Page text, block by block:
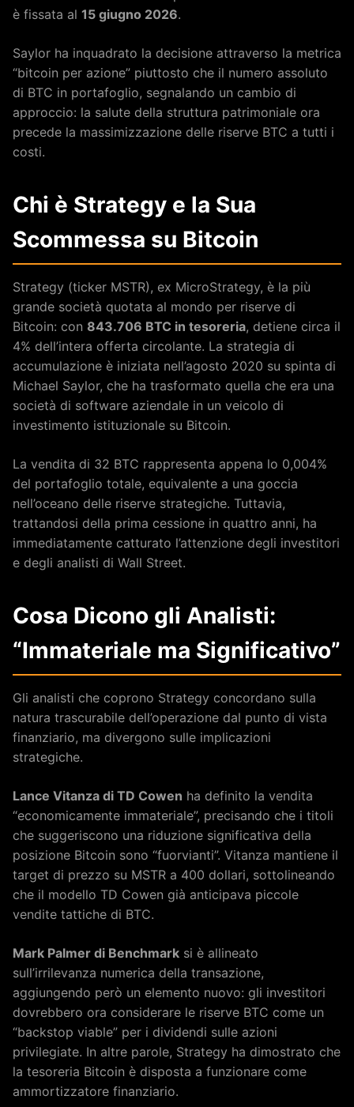
è fissata al 15 giugno 2026.
Saylor ha inquadrato la decisione attraverso la metrica
“bitcoin per azione” piuttosto che il numero assoluto
di BTC in portafoglio, segnalando un cambio di
approccio: la salute della struttura patrimoniale ora
precede la massimizzazione delle riserve BTC a tutti i
costi.
Chi è Strategy e la Sua
Scommessa su Bitcoin
Strategy (ticker MSTR), ex MicroStrategy, è la più
grande società quotata al mondo per riserve di
Bitcoin: con 843.706 BTC in tesoreria, detiene circa il
4% dell’intera offerta circolante. La strategia di
accumulazione è iniziata nell’agosto 2020 su spinta di
Michael Saylor, che ha trasformato quella che era una
società di software aziendale in un veicolo di
investimento istituzionale su Bitcoin.
La vendita di 32 BTC rappresenta appena lo 0,004%
del portafoglio totale, equivalente a una goccia
nell’oceano delle riserve strategiche. Tuttavia,
trattandosi della prima cessione in quattro anni, ha
immediatamente catturato l’attenzione degli investitori
e degli analisti di Wall Street.
Cosa Dicono gli Analisti:
“Immateriale ma Significativo”
Gli analisti che coprono Strategy concordano sulla
natura trascurabile dell’operazione dal punto di vista
finanziario, ma divergono sulle implicazioni
strategiche.
Lance Vitanza di TD Cowen ha definito la vendita
“economicamente immateriale”, precisando che i titoli
che suggeriscono una riduzione significativa della
posizione Bitcoin sono “fuorvianti”. Vitanza mantiene il
target di prezzo su MSTR a 400 dollari, sottolineando
che il modello TD Cowen già anticipava piccole
vendite tattiche di BTC.
Mark Palmer di Benchmark si è allineato
sull’irrilevanza numerica della transazione,
aggiungendo però un elemento nuovo: gli investitori
dovrebbero ora considerare le riserve BTC come un
“backstop viable” per i dividendi sulle azioni
privilegiate. In altre parole, Strategy ha dimostrato che
la tesoreria Bitcoin è disposta a funzionare come
ammortizzatore finanziario.